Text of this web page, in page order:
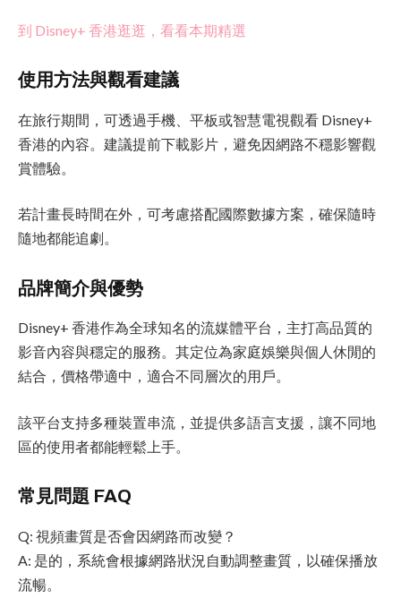
到 Disney+ 香港逛逛，看看本期精選
使用方法與觀看建議
在旅行期間，可透過手機、平板或智慧電視觀看 Disney+
香港的內容。建議提前下載影片，避免因網路不穩影響觀
賞體驗。
若計畫長時間在外，可考慮搭配國際數據方案，確保隨時
隨地都能追劇。
品牌簡介與優勢
Disney+ 香港作為全球知名的流媒體平台，主打高品質的
影音內容與穩定的服務。其定位為家庭娛樂與個人休閒的
結合，價格帶適中，適合不同層次的用戶。
該平台支持多種裝置串流，並提供多語言支援，讓不同地
區的使用者都能輕鬆上手。
常見問題 FAQ
Q: 視頻畫質是否會因網路而改變？
A: 是的，系統會根據網路狀況自動調整畫質，以確保播放
流暢。